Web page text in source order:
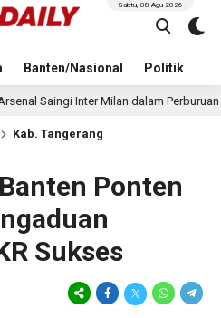
Banten/Nasional Politik
Sabtu, 08 Agu 2026
Milan dalam Perburuan Cristian
Kab. Tangerang
Ponten
Sukses